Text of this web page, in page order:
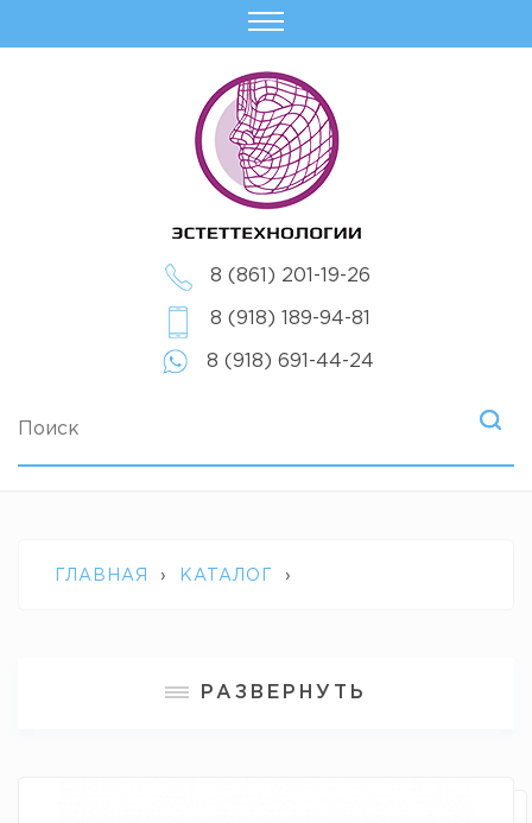
8 (861) 201-19-26
8 (918) 189-94-81
8 (918) 691-44-24
ГЛАВНАЯ › КАТАЛОГ ›
РАЗВЕРНУТЬ